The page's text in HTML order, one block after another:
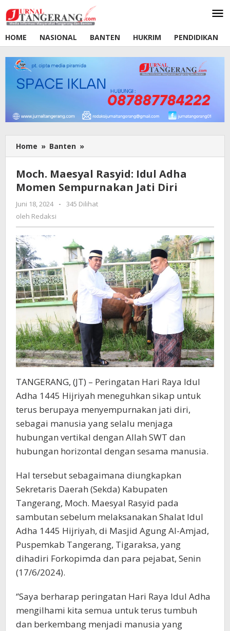
ke
konten
HOME
NASIONAL BANTEN HUKRIM PENDIDIKAN
Home » Banten »
Maesyal
Idul
Adha
Momen
Moch. Maesyal Rasyid: Idul Adha
Momen Sempurnakan Jati Diri
Juni 18, 2024
oleh
-
345 Dilihat
oleh Redaksi
TANGERANG, (JT) – Peringatan Hari Raya Idul
Adha 1445 Hijriyah meneguhkan sikap untuk
terus berupaya menyempurnakan jati diri,
sebagai manusia yang selalu menjaga
hubungan vertikal dengan Allah SWT dan
hubungan horizontal dengan sesama manusia.
Hal tersebut sebagaimana diungkapkan
Sekretaris Daerah (Sekda) Kabupaten
Tangerang, Moch. Maesyal Rasyid pada
sambutan sebelum melaksanakan Shalat Idul
Adha 1445 Hijriyah, di Masjid Agung Al-Amjad,
Puspemkab Tangerang, Tigaraksa, yang
dihadiri Forkopimda dan para pejabat, Senin
(17/6/2024).
‘’Saya berharap peringatan Hari Raya Idul Adha
mengilhami kita semua untuk terus tumbuh
dan berkembang menjadi manusia yang